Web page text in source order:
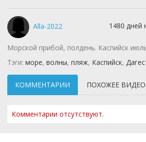
Alla-2022 1480 дней
Морской прибой, полдень. Каспийск
Тэги: море, волны, пляж, Каспийск,
КОММЕНТАРИИ ПОХОЖЕЕ ВИДЕО
Комментарии отсутствуют.